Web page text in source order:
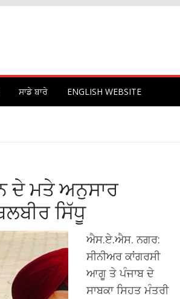
ਸਾਡੇ ਬਾਰੇ ENGLISH WEBSITE
ਦੇ ਮਤੇ ਅਨੁਸਾਰ
ਸਿੱਧੂ
ਐਸ.ਏ.ਐਸ. ਨਗਰ:
ਸੀਨੀਅਰ ਕਾਂਗਰਸੀ
ਆਗੂ ਤੇ ਪੰਜਾਬ ਦੇ
ਸਾਬਕਾ ਸਿਹਤ ਮੰਤਰੀ